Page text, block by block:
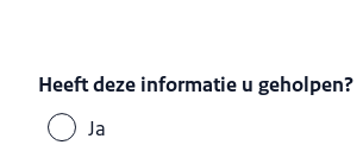
Heeft deze informatie u geholpen?
Ja